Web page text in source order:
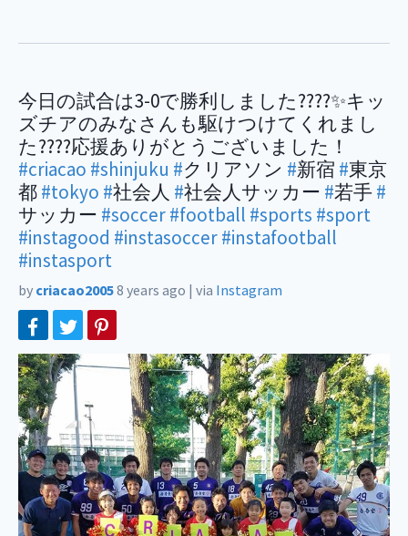
今日の試合は3-0で勝利しました????✨キッ
ズチアのみなさんも駆けつけてくれまし
た????応援ありがとうございました！
#criacao #shinjuku #クリアソン #新宿 #東京
都#tokyo #社会人 #社会人サッカー #若手#
サッカー #soccer#football #sports #sport
#instagood #instasoccer#instafootball
#instasport
by criacao20058 years ago | via Instagram